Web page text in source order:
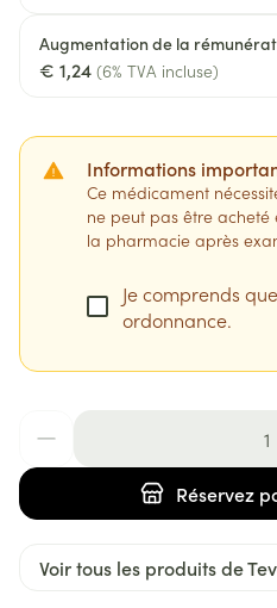
Augmentation de la
€ 1,24 (6% TVA incluse)
Informations
Ce médicament
ne peut pas être
la pharmacie après
Je comprends
ordonnance.
Réservez
Voir tous les produits de